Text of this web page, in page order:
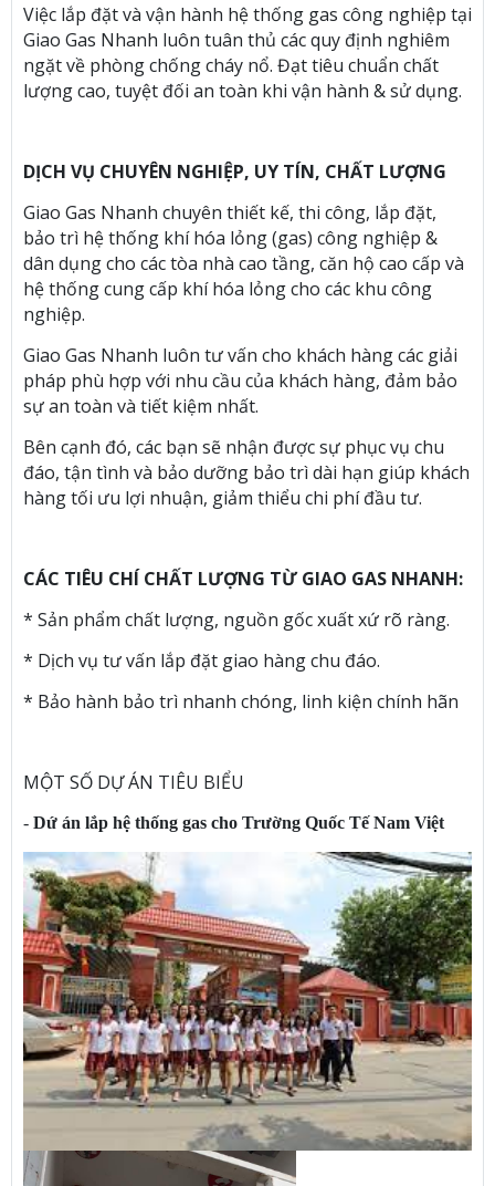
Việc lắp đặt và vận hành hệ thống gas công nghiệp tại
Giao Gas Nhanh luôn tuân thủ các quy định nghiêm
ngặt về phòng chống cháy nổ. Đạt tiêu chuẩn chất
lượng cao, tuyệt đối an toàn khi vận hành & sử dụng.
DỊCH VỤ CHUYÊN NGHIỆP, UY TÍN, CHẤT LƯỢNG
Giao Gas Nhanh chuyên thiết kế, thi công, lắp đặt,
bảo trì hệ thống khí hóa lỏng (gas) công nghiệp &
dân dụng cho các tòa nhà cao tầng, căn hộ cao cấp và
hệ thống cung cấp khí hóa lỏng cho các khu công
nghiệp.
Giao Gas Nhanh luôn tư vấn cho khách hàng các giải
pháp phù hợp với nhu cầu của khách hàng, đảm bảo
sự an toàn và tiết kiệm nhất.
Bên cạnh đó, các bạn sẽ nhận được sự phục vụ chu
đáo, tận tình và bảo dưỡng bảo trì dài hạn giúp khách
hàng tối ưu lợi nhuận, giảm thiểu chi phí đầu tư.
CÁC TIÊU CHÍ CHẤT LƯỢNG TỪ GIAO GAS NHANH:
* Sản phẩm chất lượng, nguồn gốc xuất xứ rõ ràng.
* Dịch vụ tư vấn lắp đặt giao hàng chu đáo.
* Bảo hành bảo trì nhanh chóng, linh kiện chính hãn
MỘT SỐ DỰ ÁN TIÊU BIỂU
- Dứ án lắp hệ thống gas cho Trường Quốc Tế Nam Việt